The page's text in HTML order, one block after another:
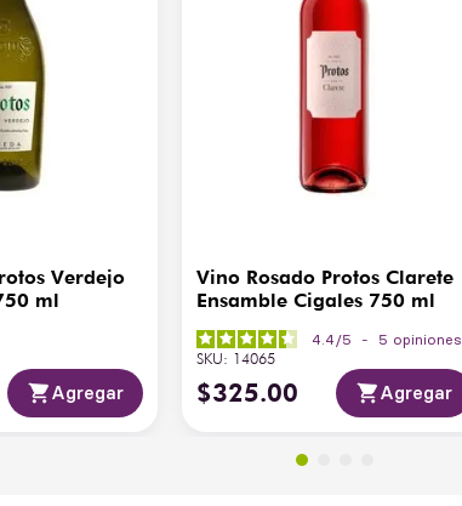
Temperatura de Servicio
Verdejo
ml
Agregar
Vino Rosado Protos Clarete
Ensamble Cigales 750 ml
4.4 /5 - 5 opiniones
SKU: 14065
$325.00 Agregar